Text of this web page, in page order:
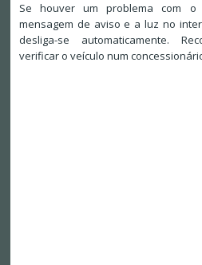
Se houver um problema com o
mensagem de aviso e a luz no
desliga-se automaticamente.
verificar o veículo num